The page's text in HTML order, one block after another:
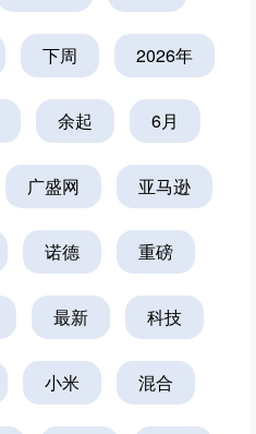
下周 2026年
余起 6月
广盛网 亚马逊
诺德 重磅
最新 科技
小米 混合